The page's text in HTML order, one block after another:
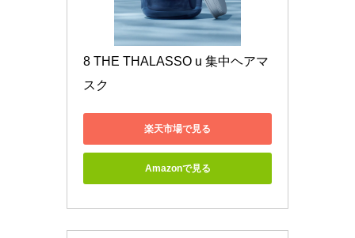
8 THE THALASSO u 集中ヘアマ
スク
楽天市場で見る
Amazonで見る